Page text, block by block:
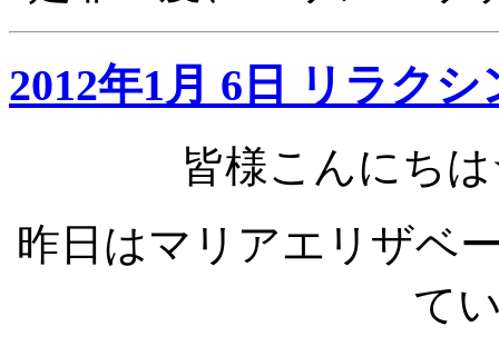
2012年1月 6日 リラク
皆様こんにち
昨日はマリアエリザベ
て